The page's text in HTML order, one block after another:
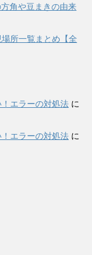
角や豆まきの由来
場所一覧まとめ【全
！エラーの対処法 に
！エラーの対処法 に